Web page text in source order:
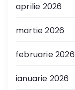
aprilie 2026
martie 2026
februarie 2026
ianuarie 2026